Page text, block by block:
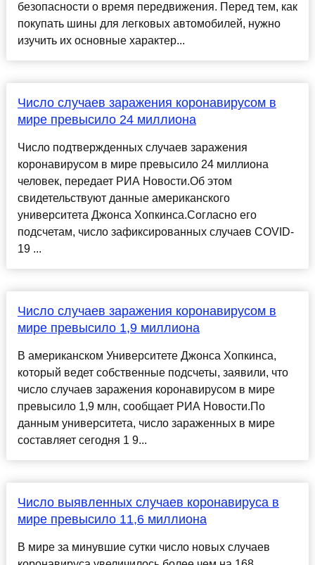
безопасности о время передвижения. Перед тем, как
покупать шины для легковых автомобилей, нужно
изучить их основные характер...
Число случаев заражения коронавирусом в
мире превысило 24 миллиона
Число подтвержденных случаев заражения
коронавирусом в мире превысило 24 миллиона
человек, передает РИА Новости.Об этом
свидетельствуют данные американского
университета Джонса Хопкинса.Согласно его
подсчетам, число зафиксированных случаев COVID-
19 ...
Число случаев заражения коронавирусом в
мире превысило 1,9 миллиона
В американском Университете Джонса Хопкинса,
который ведет собственные подсчеты, заявили, что
число случаев заражения коронавирусом в мире
превысило 1,9 млн, сообщает РИА Новости.По
данным университета, число зараженных в мире
составляет сегодня 1 9...
Число выявленных случаев коронавируса в
мире превысило 11,6 миллиона
В мире за минувшие сутки число новых случаев